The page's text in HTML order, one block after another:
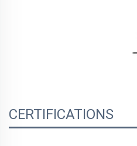
CERTIFICATIONS